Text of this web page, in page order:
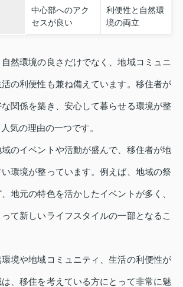
中心部へのアク
セスが良い
利便性と自然環
境の両立
然環境の良さだけでなく、地域コミュニ
の利便性も兼ね備えています。移住者が
関係を築き、安心して暮らせる環境が整
気の理由の一つです。
のイベントや活動が盛んで、移住者が地
環境が整っています。例えば、地域の祭
地元の特色を活かしたイベントが多く、
て新しいライフスタイルの一部となるこ
境や地域コミュニティ、生活の利便性が
、移住を考えている方にとって非常に魅